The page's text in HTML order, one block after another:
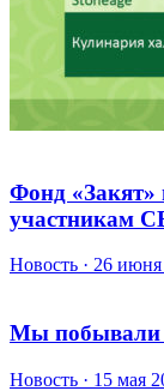
Фонд
участникам
Новость · 26
Мы побывали
Новость · 15 мая